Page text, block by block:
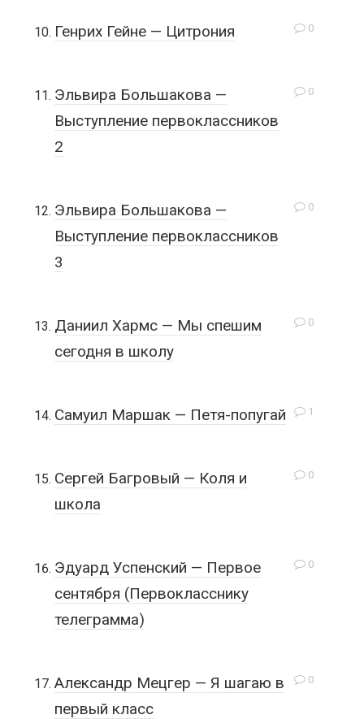
0
Генрих Гейне — Цитрония
0
Эльвира Большакова —
Выступление первоклассников
2
0
Эльвира Большакова —
Выступление первоклассников
3
0
Даниил Хармс — Мы спешим
сегодня в школу
1
Самуил Маршак — Петя-попугай
0
Сергей Багровый — Коля и
школа
0
Эдуард Успенский — Первое
сентября (Первокласснику
телеграмма)
0
Александр Мецгер — Я шагаю в
первый класс